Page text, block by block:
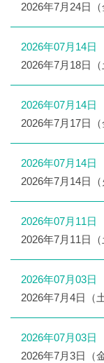
2026年7月24日
2026年07月14日
2026年7月18日
2026年07月14日
2026年7月17日
2026年07月14日
2026年7月14日
2026年07月11日
2026年7月11日
2026年07月03日
2026年7月4日（
2026年07月03日
2026年7月3日（